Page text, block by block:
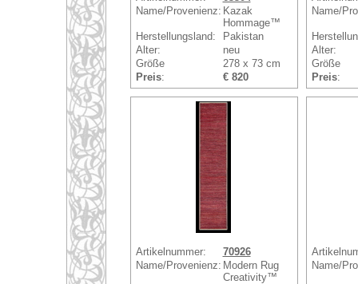
Name/Provenienz: Kazak
Hommage™
Herstellungsland:
Pakistan
Alter:
neu
Größe
278 x 73 cm
Preis: € 820
Name/
Alter:
Größe
Preis:
Artikelnummer:
70926
Name/Provenienz: Modern Rug
Creativity™
Name/